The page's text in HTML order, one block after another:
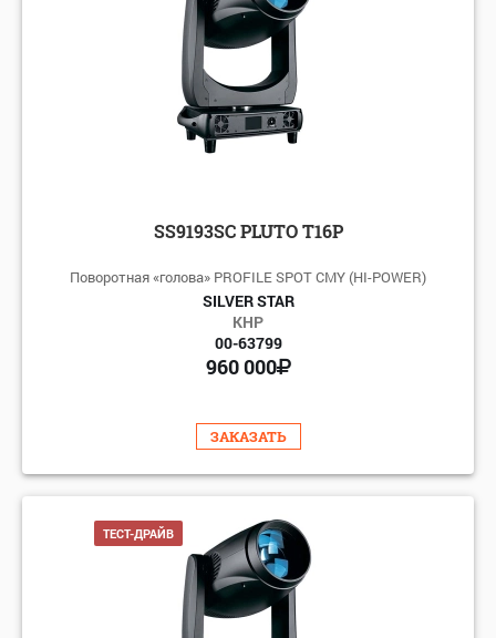
SS9193SC PLUTO T16P
Поворотная «голова» PROFILE SPOT CMY (HI-POWER)
SILVER STAR
КНР
00-63799
960 000
ЗАКАЗАТЬ
ТЕСТ-ДРАЙВ